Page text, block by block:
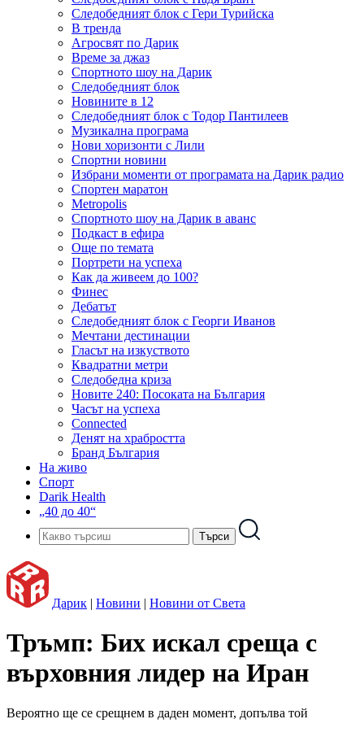
Следобедният блок с Гери Турийска
В тренда
Агросвят по Дарик
Време за джаз
Спортното шоу на Дарик
Следобедният блок
Новините в 12
Следобедният блок с Тодор Пантилеев
Музикална програма
Нови хоризонти с Лили
Спортни новини
Избрани моменти от програмата на Дарик радио
Спортен маратон
Metropolis
Спортното шоу на Дарик в аванс
Подкаст в ефира
Още по темата
Портрети на успеха
Как да живеем до 100?
Финес
Дебатът
Следобедният блок с Георги Иванов
Мечтани дестинации
Гласът на изкуството
Квадратни метри
Следобедна криза
Новите 240: Посоката на България
Часът на успеха
Connected
Денят на храбростта
Бранд България
На живо
Спорт
Darik Health
„40 до 40“
Дарик | Новини | Новини от Света
Тръмп: Бих искал среща с
върховния лидер на Иран
Вероятно ще се срещнем в даден момент, допълва той